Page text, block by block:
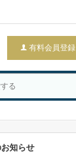
有料会員登録
知らせ